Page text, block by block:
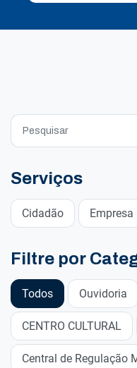
Serviços
Cidadão Empresa
Filtre por
Todos Ouvidoria
CENTRO CULTURAL
Central de Regulação